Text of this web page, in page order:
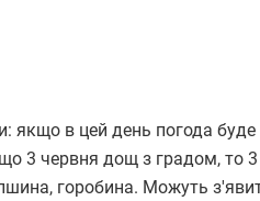
якщо в цей день погода
3 червня дощ з градом, то 3
горобина. Можуть